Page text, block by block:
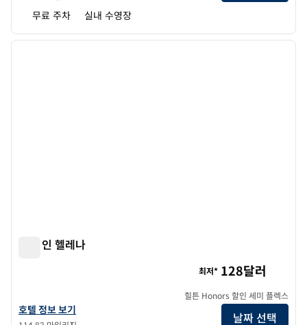
무료 주차 실내 수영장
1/12
1/12
이전 이미지 다음
햄튼 인 헬레나
햄튼 인 헬레나의 호텔 정보 보기
호텔 정보 보기
최저* 128달러
힐튼 Honors 할인 세미 플렉스
날짜 선택